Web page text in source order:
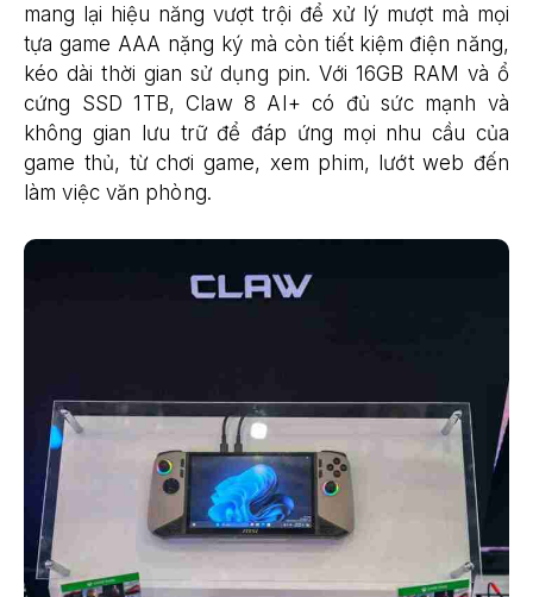
mang lại hiệu năng vượt trội để xử lý mượt mà mọi
tựa game AAA nặng ký mà còn tiết kiệm điện năng,
kéo dài thời gian sử dụng pin. Với 16GB RAM và ổ
cứng SSD 1TB, Claw 8 AI+ có đủ sức mạnh và
không gian lưu trữ để đáp ứng mọi nhu cầu của
game thủ, từ chơi game, xem phim, lướt web đến
làm việc văn phòng.